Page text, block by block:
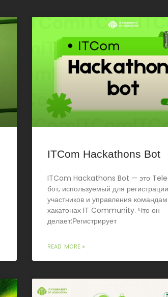
ITCom Hackathons Bot
ITCom Hackathons Bot — это
бот, используемый для регистрации
участников и управления
хакатонах IT Community. Что он
делает:Регистрирует
READ MORE »